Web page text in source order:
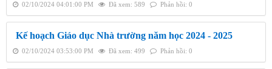
02/10/2024 04:01:00 PM Đã xem: 589 Phản hồi: 0
Kế hoạch Giáo dục Nhà trường năm học 2024 - 2025
02/10/2024 03:53:00 PM Đã xem: 499 Phản hồi: 0